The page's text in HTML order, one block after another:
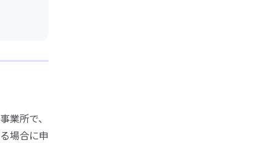
所で、
場合に申